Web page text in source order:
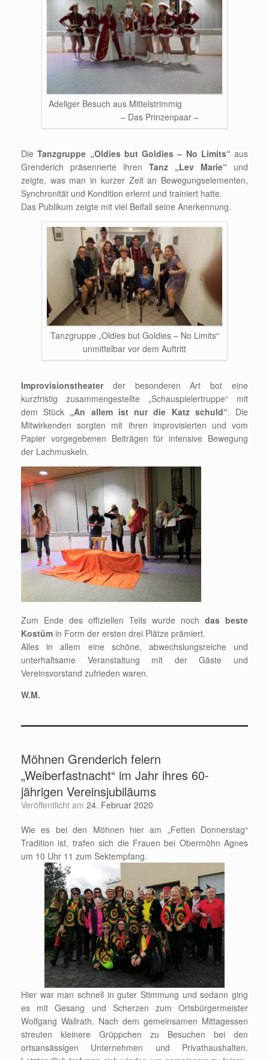
Adeliger Besuch aus Mittelstrimmig
– Das Prinzenpaar –
DieTanzgruppe „Oldies but Goldies – No Limits“ aus
Grenderich präsenrierte ihren Tanz „Lev Marie“ und
zeigte, was man in kurzer Zeit an Bewegungselementen,
Synchronität und Kondition erlernt und trainiert hatte.
Das Publikum zeigte mit viel Beifall seine Anerkennung.
Tanzgruppe „Oldies but Goldies – No Limits“
unmittelbar vor dem Auftritt
Improvisionstheaterder besonderen Art bot eine
kurzfristig zusammengestellte „Schauspielertruppe“ mit
dem Stück „An allem ist nur die Katz schuld“. Die
Mitwirkenden sorgten mit ihren improvisierten und vom
Papier vorgegebenen Beiträgen für intensive Bewegung
der Lachmuskeln.
Zum Ende des offiziellen Teils wurde noch das beste
Kostüm in Form der ersten drei Plätze prämiert.
Alles in allem eine schöne, abwechslungsreiche und
unterhaltsame Veranstaltung mit der Gäste und
Vereinsvorstand zufrieden waren.
W.M.
Möhnen Grenderich feiern
„Weiberfastnacht“ im Jahr ihres 60-
jährigen Vereinsjubiläums
Veröffentlicht am 24. Februar 2020
Wie es bei den Möhnen hier am „Fetten Donnerstag“
Tradition ist, trafen sich die Frauen bei Obermöhn Agnes
um 10 Uhr 11 zum Sektempfang.
Hier war man schnell in guter Stimmung und sodann ging
es mit Gesang und Scherzen zum Ortsbürgermeister
Wolfgang Wallrath. Nach dem gemeinsamen Mittagessen
streuten kleinere Grüppchen zu Besuchen bei den
ortsansässigen Unternehmen und Privathaushalten.